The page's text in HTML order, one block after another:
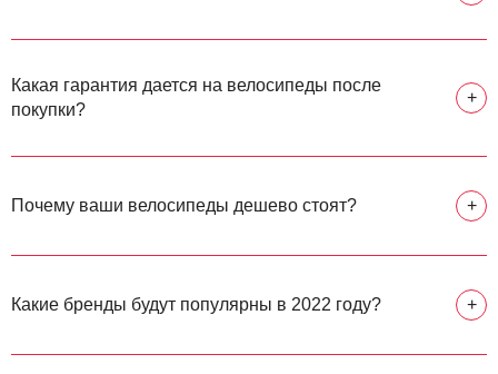
Какая гарантия дается на велосипеды после
покупки?
+
Почему ваши велосипеды дешево стоят? +
Какие бренды будут популярны в 2022 году? +